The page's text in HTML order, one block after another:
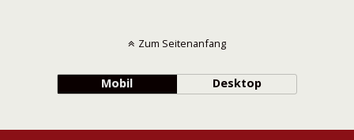
Zum Seitenanfang
Mobil Desktop